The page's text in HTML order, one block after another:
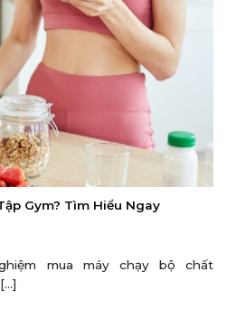
Gym? Tìm Hiểu Ngay
mua máy chạy bộ chất